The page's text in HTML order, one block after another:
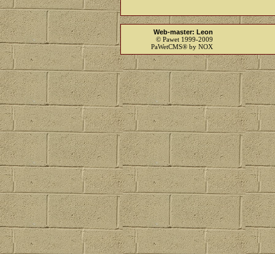
Web-master: Leon
© Pawet 1999-2009
PaWetCMS® by NOX